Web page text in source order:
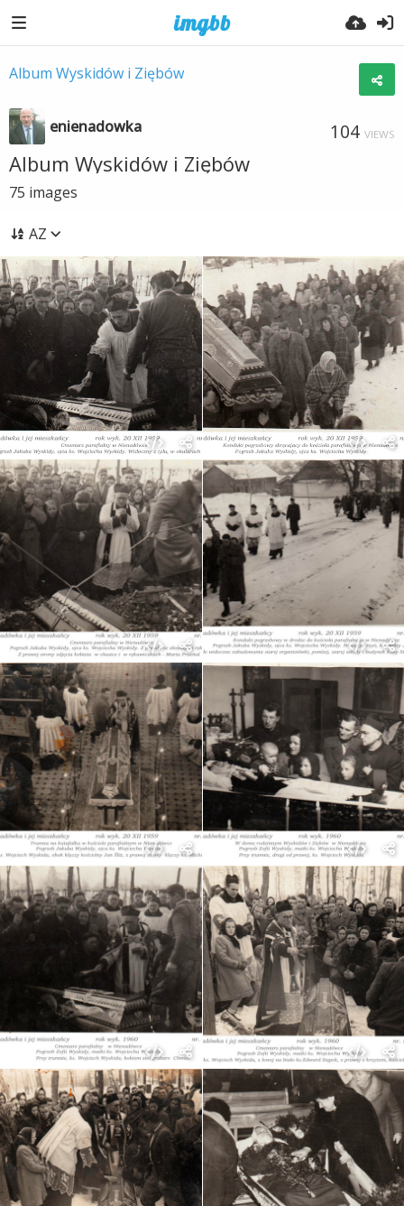
Album Wyskidów i Ziębów
enienadowka 104 VIEWS
Album Wyskidów i Ziębów
75 images
AZ